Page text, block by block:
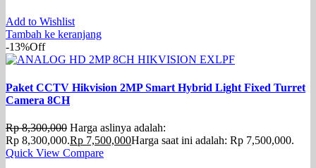
Add to Wishlist
Tambah ke keranjang
-13%Off
Paket CCTV Hikvision 2MP Smart Hybrid Light Fixed Turret
Camera 8CH
Rp8,300,000 Harga aslinya adalah:
Rp 8,300,000.Rp 7,500,000Harga saat ini adalah: Rp 7,500,000.
Quick View Compare